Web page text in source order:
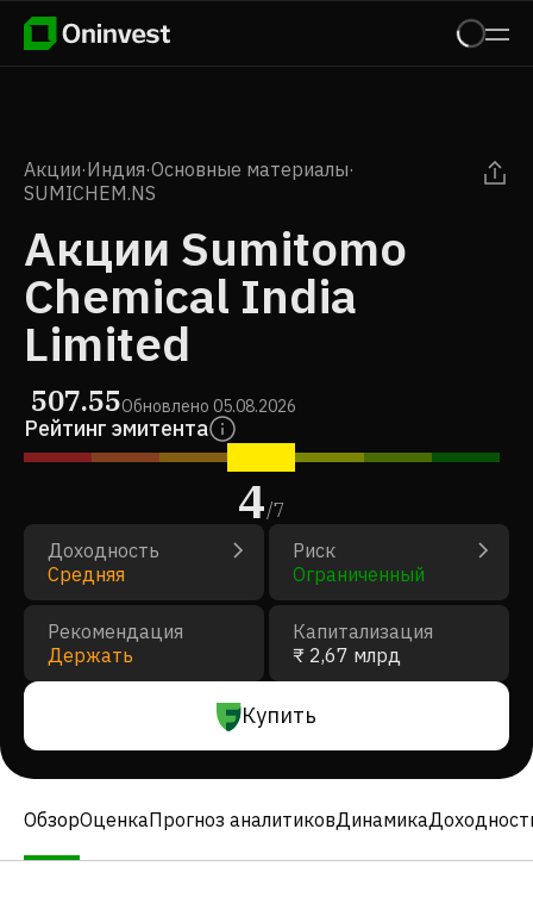
Акции·Индия·Основные материалы·
SUMICHEM.NS
Акции Sumitomo
Chemical India
Limited
507.55Обновлено 05.08.2026
Рейтинг эмитента
4/7
Доходность
Средняя
Риск
Ограниченный
Рекомендация
Держать
Капитализация
₹ 2,67 млрд
Купить
ОбзорОценкаПрогноз аналитиковДинамика